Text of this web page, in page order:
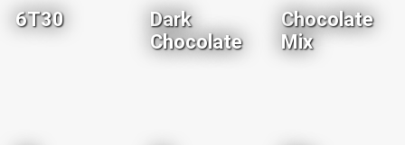
6T30
Dark
Chocolate
Chocolate
Mix